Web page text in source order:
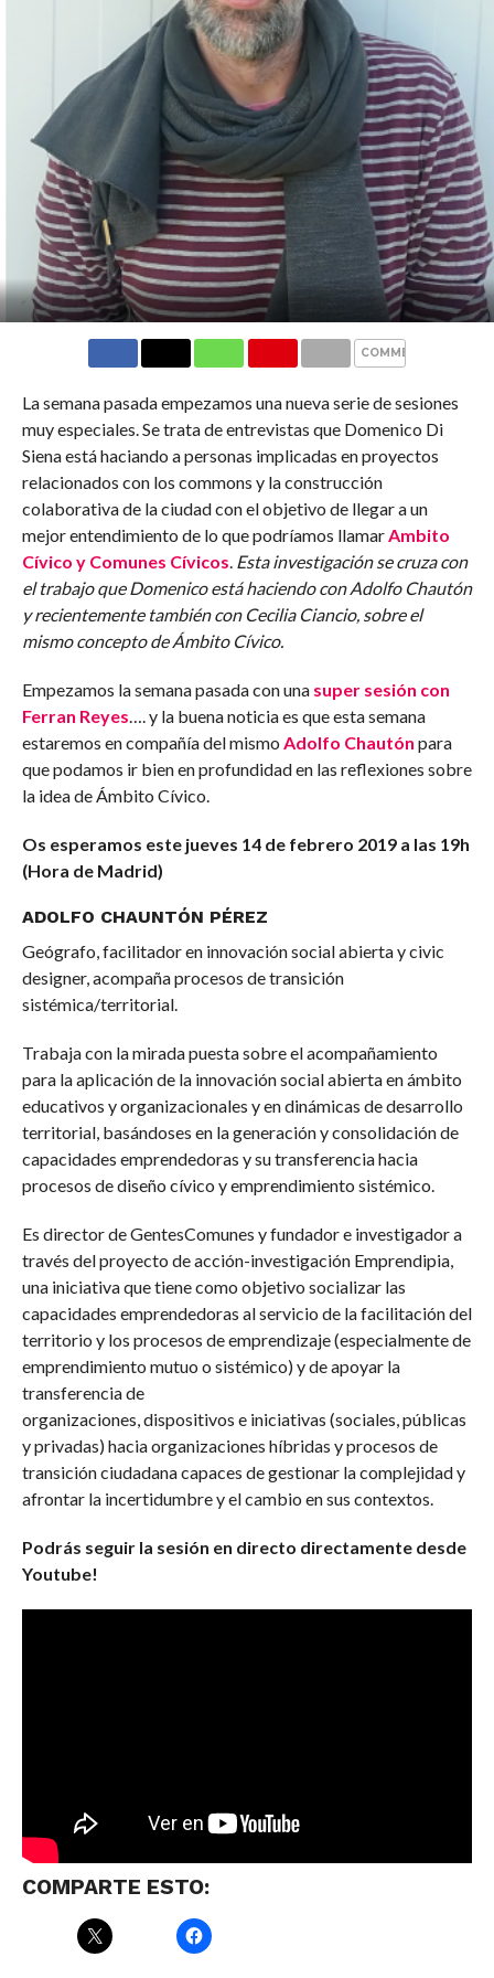
COMMENTS
La semana pasada empezamos una nueva serie de sesiones
muy especiales. Se trata de entrevistas que Domenico Di
Siena está haciando a personas implicadas en proyectos
relacionados con los commons y la construcción
colaborativa de la ciudad con el objetivo de llegar a un
mejor entendimiento de lo que podríamos llamarAmbito
Cívico y Comunes Cívicos. Esta investigación se cruza con
el trabajo que Domenico está haciendo con Adolfo Chautón
y recientemente también con Cecilia Ciancio, sobre el
mismo concepto de Ámbito Cívico.
Empezamos la semana pasada con una super sesión con
Ferran Reyes…. y la buena noticia es que esta semana
estaremos en compañía del mismo Adolfo Chautón para
que podamos ir bien en profundidad en las reflexiones sobre
la idea de Ámbito Cívico.
Os esperamos este jueves 14 de febrero 2019 a las 19h
(Hora de Madrid)
ADOLFO CHAUNTÓN PÉREZ
Geógrafo, facilitador en innovación social abierta y civic
designer, acompaña procesos de transición
sistémica/territorial.
Trabaja con la mirada puesta sobre el acompañamiento
para la aplicación de la innovación social abierta en ámbito
educativos y organizacionales y en dinámicas de desarrollo
territorial, basándoses en la generación y consolidación de
capacidades emprendedoras y su transferencia hacia
procesos de diseño cívico y emprendimiento sistémico.
Es director de GentesComunes y fundador e investigador a
través del proyecto de acción-investigación Emprendipia,
una iniciativa que tiene como objetivo socializar las
capacidades emprendedoras al servicio de la facilitación del
territorio y los procesos de emprendizaje (especialmente de
emprendimiento mutuo o sistémico) y de apoyar la
transferencia de
organizaciones, dispositivos e iniciativas (sociales, públicas
y privadas) hacia organizaciones híbridas y procesos de
transición ciudadana capaces de gestionar la complejidad y
afrontar la incertidumbre y el cambio en sus contextos.
Podrás seguir la sesión en directo directamente desde
Youtube!
COMPARTE ESTO: